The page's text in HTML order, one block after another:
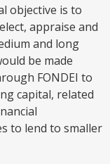
objective is to
appraise and
and long
be made
FONDEI to
capital, related
to lend to smaller